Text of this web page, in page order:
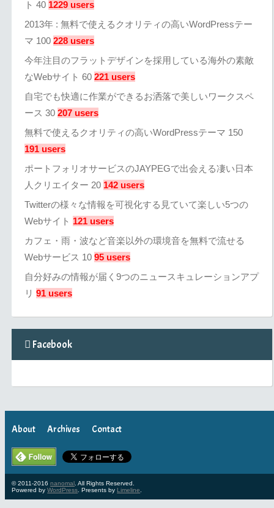
ト 40 1229 users
2013年 : 無料で使えるクオリティの高いWordPressテー
マ 100 228 users
今年注目のフラットデザインを採用している海外の素敵
なWebサイト 60 221 users
自宅でも快適に作業ができるお洒落で美しいワークスペ
ース 30 207 users
無料で使えるクオリティの高いWordPressテーマ 150
191 users
ポートフォリオサービスのJAYPEGで出会える凄い日本
人クリエイター 20 142 users
Twitterの様々な情報を可視化する見ていて楽しい5つの
Webサイト 121 users
カフェ・雨・波など音楽以外の環境音を無料で流せる
Webサービス 10 95 users
自分好みの情報が届く9つのニュースキュレーションアプ
リ 91 users
Facebook
About Archives Contact
© 2011-2016nanomal . All Rights Reserved.
Powered byWordPress . Presents by Limeline